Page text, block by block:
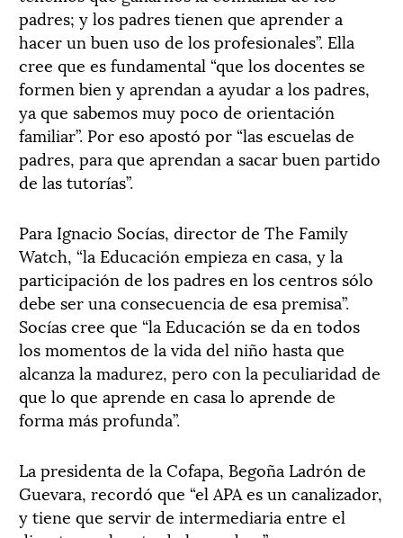
padres; y los padres tienen que aprender a
hacer un buen uso de los profesionales”. Ella
cree que es fundamental “que los docentes se
formen bien y aprendan a ayudar a los padres,
ya que sabemos muy poco de orientación
familiar”. Por eso apostó por “las escuelas de
padres, para que aprendan a sacar buen partido
de las tutorías”.
Para Ignacio Socías, director de The Family
Watch, “la Educación empieza en casa, y la
participación de los padres en los centros sólo
debe ser una consecuencia de esa premisa”.
Socías cree que “la Educación se da en todos
los momentos de la vida del niño hasta que
alcanza la madurez, pero con la peculiaridad de
que lo que aprende en casa lo aprende de
forma más profunda”.
La presidenta de la Cofapa, Begoña Ladrón de
Guevara, recordó que “el APA es un canalizador,
y tiene que servir de intermediaria entre el